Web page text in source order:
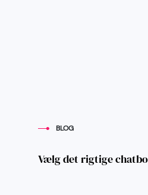
BLOG
Vælg det rigtige